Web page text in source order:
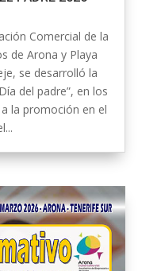
Comercial de la
de Arona y Playa
se desarrolló la
del padre”, en los
la promoción en el